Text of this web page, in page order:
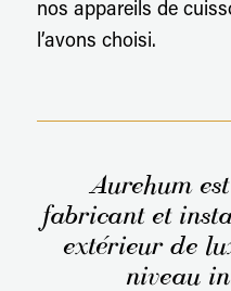
nos appareils de
l’avons choisi.
Aurehum
fabricant et
extérieur de
niveau